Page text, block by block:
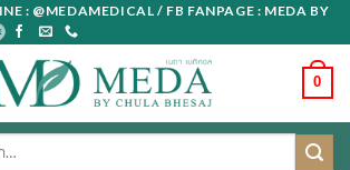
: @MEDAMEDICAL / FB FANPAGE : MEDA BY
0